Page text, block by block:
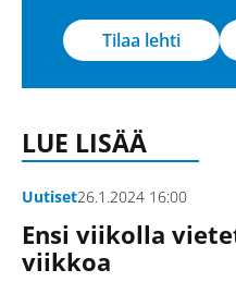
Tilaa lehti
LUE LISÄÄ
Uutiset26.1.2024 16:00
Ensi viikolla
viikkoa